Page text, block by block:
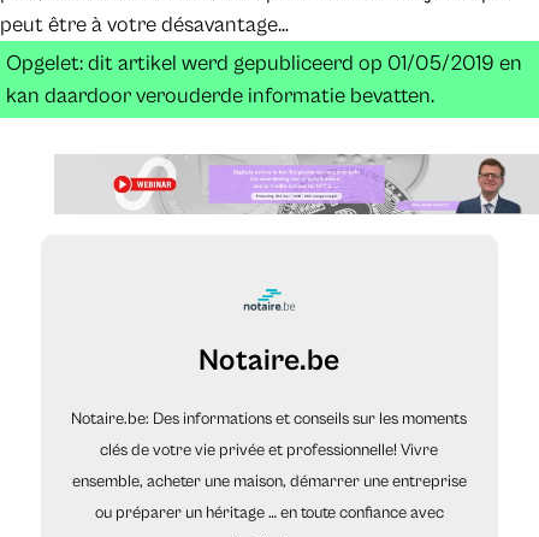
peut être à votre désavantage…
Opgelet: dit artikel werd gepubliceerd op 01/05/2019 en
kan daardoor verouderde informatie bevatten.
Notaire.be
Notaire.be: Des informations et conseils sur les moments
clés de votre vie privée et professionnelle! Vivre
ensemble, acheter une maison, démarrer une entreprise
ou préparer un héritage … en toute confiance avec